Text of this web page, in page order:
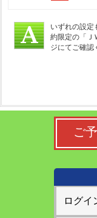
いずれの設定
約限定の「Ｊ
ジにてご確認
ご
ログイ